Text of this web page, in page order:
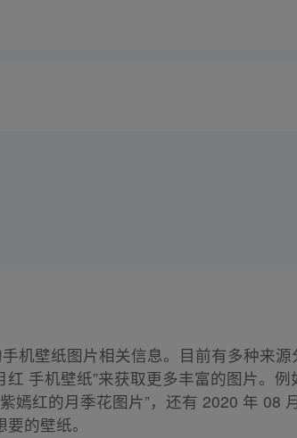
机壁纸图片相关信息。目前有多种来
手机壁纸”来获取更多丰富的图片。
嫣红的月季花图片”，还有 2020 年 08
的壁纸。